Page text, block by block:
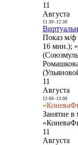
11
Августа
11:30- 12:30
Показ м/ф
16 мин.);
11
Августа
12:00- 13:00
Занятие в
11
Августа